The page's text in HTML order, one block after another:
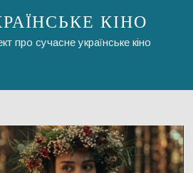
КІНО
про сучасне українське кіно